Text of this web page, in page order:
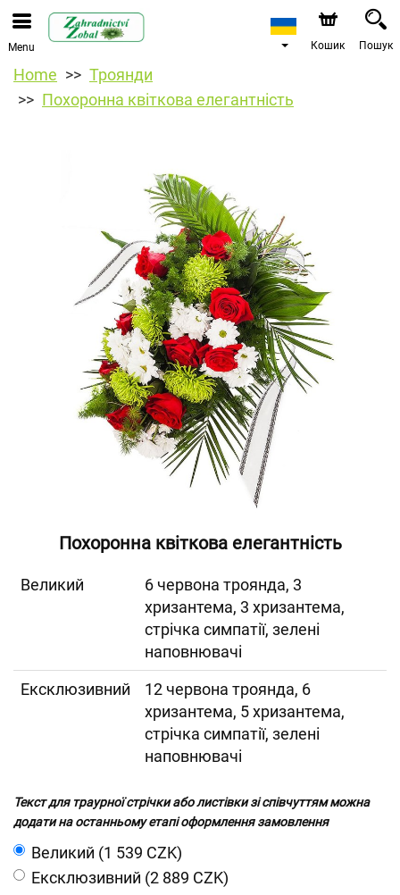
Menu Кошик Пошук
Home
Троянди
Похоронна квіткова елегантність
Похоронна квіткова елегантність
Великий
6 червона троянда, 3
хризантема, 3 хризантема,
стрічка симпатії, зелені
наповнювачі
Ексклюзивний
12 червона троянда, 6
хризантема, 5 хризантема,
стрічка симпатії, зелені
наповнювачі
Текст для траурної стрічки або листівки зі співчуттям можна
додати на останньому етапі оформлення замовлення
Великий (1 539 CZK)
Ексклюзивний (2 889 CZK)